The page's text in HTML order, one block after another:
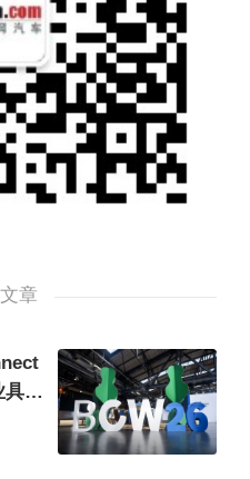
可支持车载电子后视
动态、全天候的摄像
的图像质量重新定义
章
身